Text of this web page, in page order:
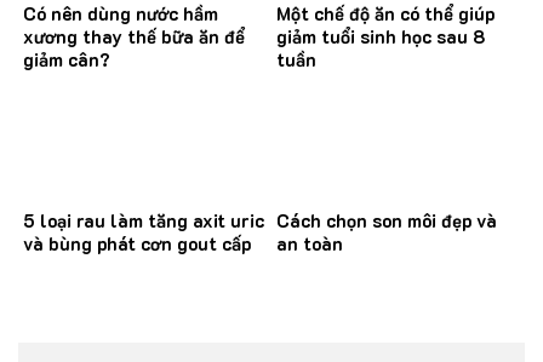
Có nên dùng nước hầm
xương thay thế bữa ăn để
giảm cân?
Một chế độ ăn có thể giúp
giảm tuổi sinh học sau 8
tuần
5 loại rau làm tăng axit uric
và bùng phát cơn gout cấp
Cách chọn son môi đẹp và
an toàn